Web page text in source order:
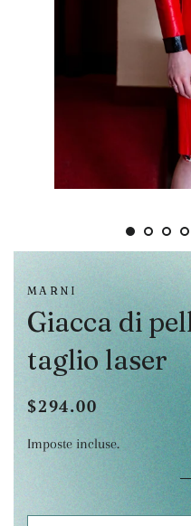
MARNI
Giacca di
taglio laser
Prezzo
listino
Prezzo
scontato
$294.00
Imposte incluse.